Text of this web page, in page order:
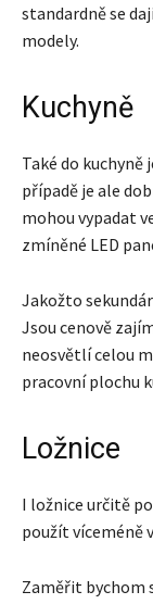
standardně se
modely.
Kuchyně
Také do
případě je ale
mohou vypadat
zmíněné LED
Jakožto
Jsou cenově
neosvětlí celou
pracovní plochu
Ložnice
I ložnice určitě
použít víceméně
Zaměřit bychom